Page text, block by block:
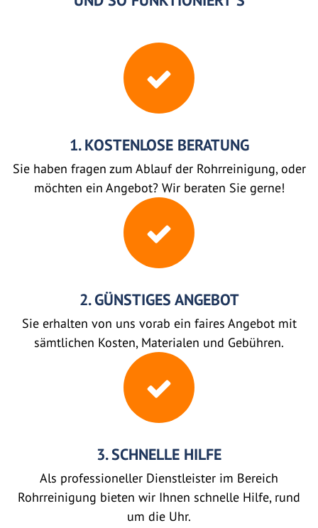
1. KOSTENLOSE BERATUNG
Sie haben fragen zum Ablauf der Rohrreinigung, oder
möchten ein Angebot? Wir beraten Sie gerne!
2. GÜNSTIGES ANGEBOT
Sie erhalten von uns vorab ein faires Angebot mit
sämtlichen Kosten, Materialen und Gebühren.
3. SCHNELLE HILFE
Als professioneller Dienstleister im Bereich
Rohrreinigung bieten wir Ihnen schnelle Hilfe, rund
um die Uhr.